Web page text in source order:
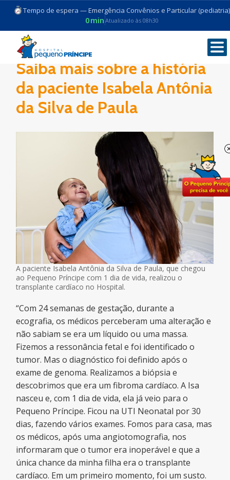
Tempo de espera — Emergência Convênios e Particular
0min Atualizado às 08h30
Saiba mais sobre a história
da paciente Isabela Antônia
da Silva de Paula
A paciente Isabela Antônia da Silva de Paula, que chegou
ao Pequeno Príncipe com 1 dia de vida, realizou o
transplante cardíaco no Hospital.
“Com 24 semanas de gestação, durante a
ecografia, os médicos perceberam uma alteração e
não sabiam se era um líquido ou uma massa.
Fizemos a ressonância fetal e foi identificado o
tumor. Mas o diagnóstico foi definido após o
exame de genoma. Realizamos a biópsia e
descobrimos que era um fibroma cardíaco. A Isa
nasceu e, com 1 dia de vida, ela já veio para o
Pequeno Príncipe. Ficou na UTI Neonatal por 30
dias, fazendo vários exames. Fomos para casa, mas
os médicos, após uma angiotomografia, nos
informaram que o tumor era inoperável e que a
única chance da minha filha era o transplante
cardíaco. Em um primeiro momento, foi um susto.